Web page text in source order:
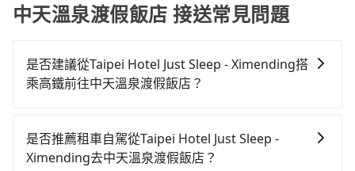
中天溫泉渡假飯店 接送常見問題
是否建議從Taipei Hotel Just Sleep - Ximending搭
乘高鐵前往中天溫泉渡假飯店？
泉渡假飯店絕非最佳選擇，高鐵較貴、費時、轉車麻
煩！台北-南港雖然一天最多時有103班車次，從最早
是否推薦租車自駕從Taipei Hotel Just Sleep -
Ximending去中天溫泉渡假飯店？